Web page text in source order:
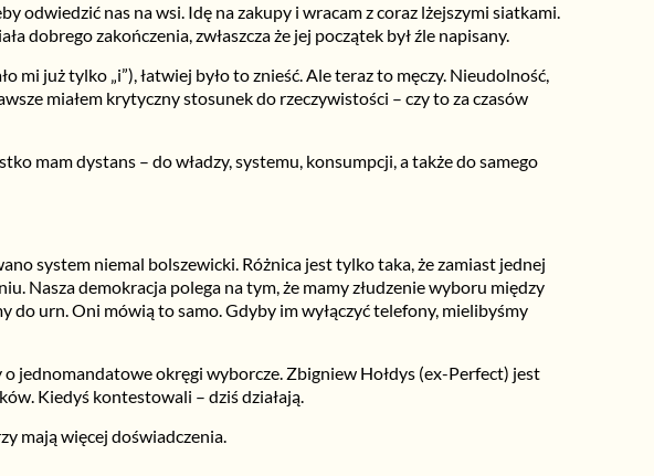
odwiedzić nas na wsi. Idę na zakupy i wracam z coraz lżejszymi siatkami.
dobrego zakończenia, zwłaszcza że jej początek był źle napisany.
mi już tylko „i”), łatwiej było to znieść. Ale teraz to męczy. Nieudolność,
miałem krytyczny stosunek do rzeczywistości – czy to za czasów
mam dystans – do władzy, systemu, konsumpcji, a także do samego
system niemal bolszewicki. Różnica jest tylko taka, że zamiast jednej
Nasza demokracja polega na tym, że mamy złudzenie wyboru między
do urn. Oni mówią to samo. Gdyby im wyłączyć telefony, mielibyśmy
o jednomandatowe okręgi wyborcze. Zbigniew Hołdys (ex-Perfect) jest
Kiedyś kontestowali – dziś działają.
mają więcej doświadczenia.